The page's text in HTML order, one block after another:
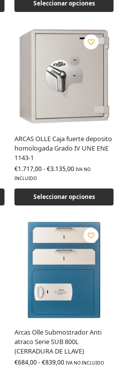
Seleccionar opciones
ARCAS OLLE Caja fuerte deposito
homologada Grado IV UNE ENE
1143-1
€1.717,00-€3.135,00 IVA NO
INCLUIDO
Seleccionar opciones
Arcas Olle Submostrador Anti
atraco Serie SUB 800L
(CERRADURA DE LLAVE)
€684,00-€839,00 IVA NO INCLUIDO